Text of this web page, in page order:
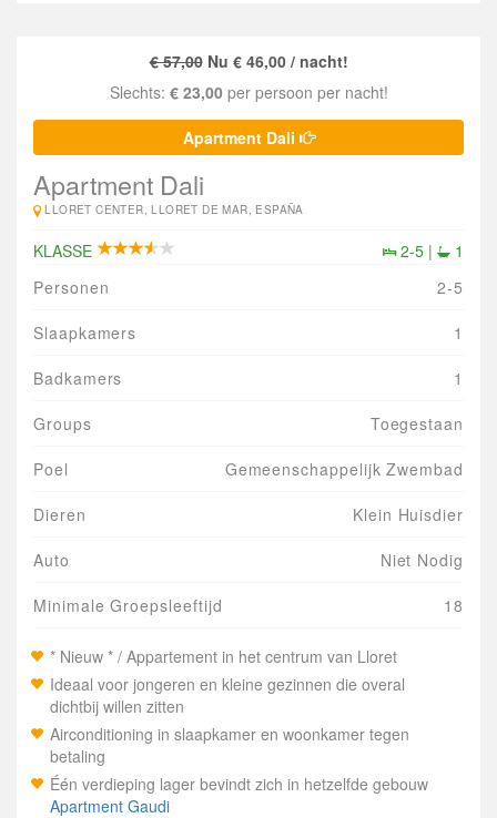
€ 57,00Nu € 46,00 / nacht!
Slechts: € 23,00per persoon per nacht!
Apartment Dali
Apartment Dali
LLORET CENTER, LLORET DE MAR, ESPAÑA
KLASSE 2-5 |
1
Personen
2-5
Slaapkamers 1
Badkamers 1
Groups Toegestaan
Poel Gemeenschappelijk Zwembad
Dieren Klein Huisdier
Auto Niet Nodig
Minimale Groepsleeftijd 18
* Nieuw * / Appartement in het centrum van Lloret
Ideaal voor jongeren en kleine gezinnen die overal
dichtbij willen zitten
Airconditioning in slaapkamer en woonkamer tegen
betaling
Één verdieping lager bevindt zich in hetzelfde gebouw
Apartment Gaudi